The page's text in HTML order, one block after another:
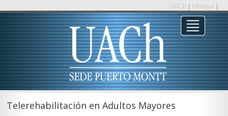
UACh Intranet
Telerehabilitación en Adultos Mayores